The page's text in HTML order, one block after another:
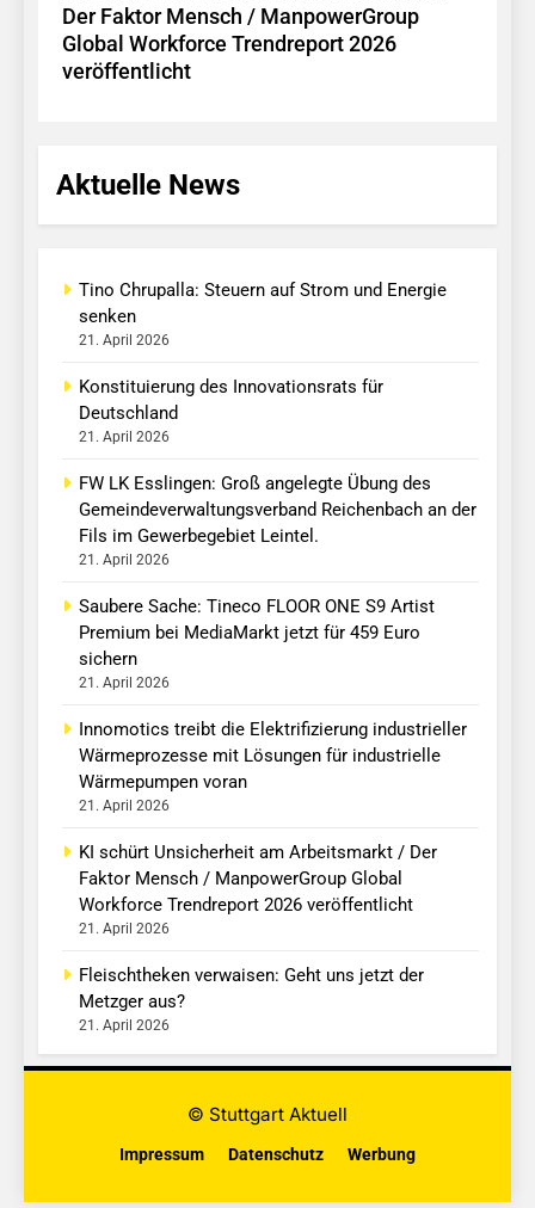
Der Faktor Mensch / ManpowerGroup
Global Workforce Trendreport 2026
veröffentlicht
Aktuelle News
Tino Chrupalla: Steuern auf Strom und Energie
senken
21. April 2026
Konstituierung des Innovationsrats für
Deutschland
21. April 2026
FW LK Esslingen: Groß angelegte Übung des
Gemeindeverwaltungsverband Reichenbach an der
Fils im Gewerbegebiet Leintel.
21. April 2026
Saubere Sache: Tineco FLOOR ONE S9 Artist
Premium bei MediaMarkt jetzt für 459 Euro
sichern
21. April 2026
Innomotics treibt die Elektrifizierung industrieller
Wärmeprozesse mit Lösungen für industrielle
Wärmepumpen voran
21. April 2026
KI schürt Unsicherheit am Arbeitsmarkt / Der
Faktor Mensch / ManpowerGroup Global
Workforce Trendreport 2026 veröffentlicht
21. April 2026
Fleischtheken verwaisen: Geht uns jetzt der
Metzger aus?
21. April 2026
© Stuttgart Aktuell
Impressum Datenschutz Werbung